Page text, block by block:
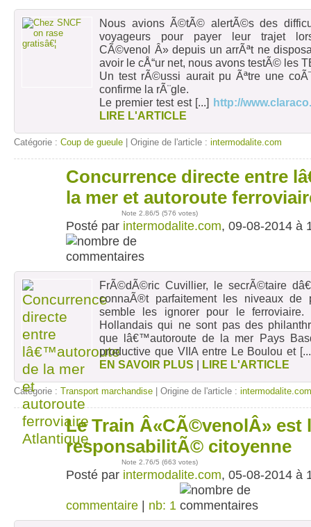
Nous avions Ã©tÃ© alertÃ©s des
voyageurs pour payer leur trajet
CÃ©venol Â» depuis un arrÃªt ne
avoir le cÅ“ur net, nous avons testÃ© les
Un test rÃ©ussi aurait pu Ãªtre une
confirme la rÃ¨gle.
Le premier test est[...] http://
LIRE L'ARTICLE
Catégorie : Coup de gueule | Origine de l'article : intermodalite.com
Concurrence directe entre
la mer et autoroute
Note 2.86/5 (576 votes)
Posté par intermodalite.com, 09-08-2014 à
FrÃ©dÃ©ric Cuvillier, le secrÃ©taire
connaÃ®t parfaitement les niveaux de
semble les ignorer pour le ferroviaire.
Hollandais qui ne sont pas des
que lâ€™autoroute de la mer Pays
productive que VIIA entre Le Boulou et
EN SAVOIR PLUS | LIRE L'ARTICLE
Catégorie : Transport marchandise | Origine de l'article : intermodalite.com
05
août
Le Train Â«CÃ©venolÂ» est
responsabilitÃ© citoyenne
Note 2.76/5 (663 votes)
Posté par intermodalite.com, 05-08-2014 à
commentaire | nb: 1